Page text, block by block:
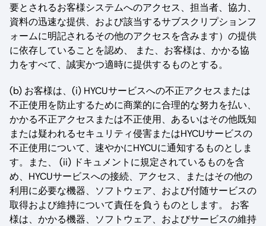
要とされるお客様システムへのアクセス、担当者、協力、
資料の迅速な提供、および該当するサブスクリプションフ
ォームに明記されるその他のアクセスを含みます）の提供
に依存していることを認め、 また、お客様は、かかる協
力をすべて、誠実かつ適時に提供するものとする。
(b) お客様は、(i) HYCUサービスへの不正アクセスまたは
不正使用を防止するために商業的に合理的な努力を払い、
かかる不正アクセスまたは不正使用、あるいはその他既知
または疑われるセキュリティ侵害またはHYCUサービスの
不正使用について、速やかにHYCUに通知するものとしま
す。また、 (ii) ドキュメントに規定されているものを含
め、HYCUサービスへの接続、アクセス、またはその他の
利用に必要な機器、ソフトウェア、および付随サービスの
取得および維持について責任を負うものとします。 お客
様は、かかる機器、ソフトウェア、およびサービスの維持